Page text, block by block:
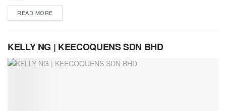
READ MORE
KELLY NG | KEECOQUENS SDN BHD